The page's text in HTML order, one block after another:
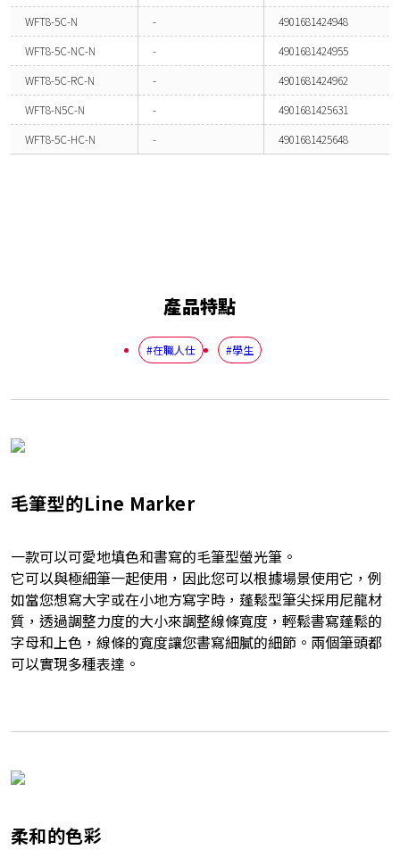
WFT8-5C-N -
4901681424948
WFT8-5C-NC-N
-
4901681424955
WFT8-5C-RC-N
-
4901681424962
WFT8-N5C-N
-
4901681425631
WFT8-5C-HC-N
- 4901681425648
產品特點
#在職人仕 #學生
毛筆型的Line Marker
一款可以可愛地填色和書寫的毛筆型螢光筆。
它可以與極細筆一起使用，因此您可以根據場景使用它，例
如當您想寫大字或在小地方寫字時，蓬鬆型筆尖採用尼龍材
質，透過調整力度的大小來調整線條寬度，輕鬆書寫蓬鬆的
字母和上色，線條的寬度讓您書寫細膩的細節。兩個筆頭都
可以實現多種表達。
柔和的色彩